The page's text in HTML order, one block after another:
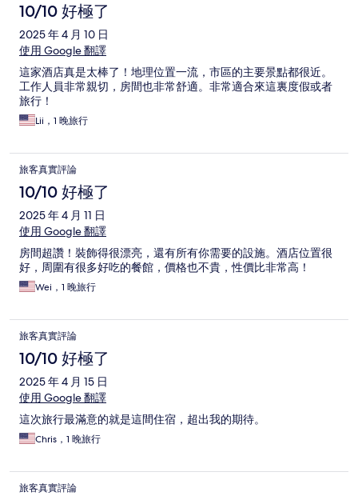
10/10 好極了
2025 年 4 月 10 日
使用 Google 翻譯
這家酒店真是太棒了！地理位置一流，市區的主要景點都很近。
工作人員非常親切，房間也非常舒適。非常適合來這裏度假或者
旅行！
Lii，1 晚旅行
旅客真實評論
10/10 好極了
2025 年 4 月 11 日
使用 Google 翻譯
房間超讚！裝飾得很漂亮，還有所有你需要的設施。酒店位置很
好，周圍有很多好吃的餐館，價格也不貴，性價比非常高！
Wei，1 晚旅行
旅客真實評論
10/10 好極了
2025 年 4 月 15 日
使用 Google 翻譯
這次旅行最滿意的就是這間住宿，超出我的期待。
Chris，1 晚旅行
旅客真實評論